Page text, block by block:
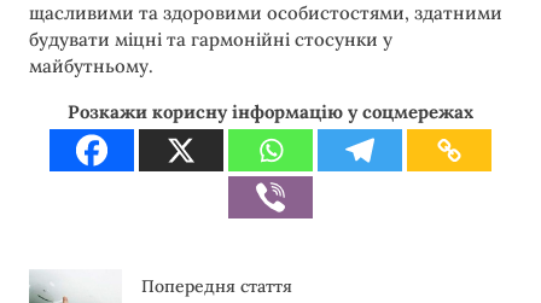
щасливими та здоровими особистостями, здатними
будувати міцні та гармонійні стосунки у
майбутньому.
Розкажи корисну інформацію у соцмережах
Попередня стаття